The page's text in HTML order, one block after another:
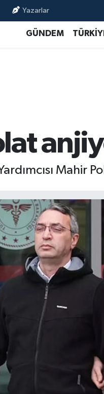
Yazarlar
GÜNDEM